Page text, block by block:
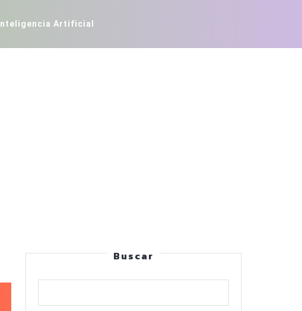
Inteligencia Artificial
Buscar